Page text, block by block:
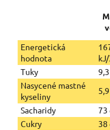
Energetická
hodnota
Tuky
Nasycené mastné
kyseliny
Sacharidy
73
Cukry
38